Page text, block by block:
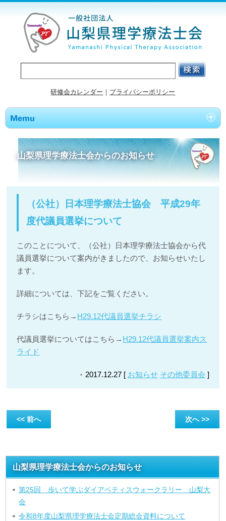
研修会カレンダー ｜ プライバシーポリシー
山梨県理学療法士会からのお知らせ
（公社）日本理学療法士協会 平成29年
度代議員選挙について
このことについて、（公社）日本理学療法士協会から代
議員選挙について案内がきましたので、お知らせいたし
ます。
詳細については、下記をご覧ください。
チラシはこちら→ H29.12代議員選挙チラシ
代議員選挙についてはこちら→ H29.12代議員選挙案内ス
ライド
2017.12.27 [ お知らせ その他委員会 ]
<< 前へ 次へ >>
山梨県理学療法士会からのお知らせ
第25回 歩いて学ぶダイアベティスウォークラリー 山梨大
会
令和8年度山梨県理学療法士会定期総会資料について